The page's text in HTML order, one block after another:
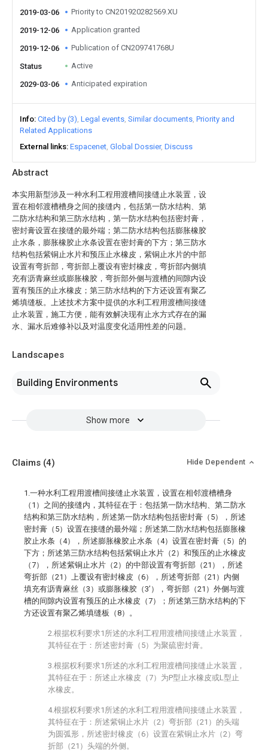
Abstract
本实用新型涉及一种水利工程用渡槽间接缝止水装置，设
置在相邻渡槽槽身之间的接缝内，包括第一防水结构、第
二防水结构和第三防水结构，第一防水结构包括密封膏，
密封膏设置在接缝的最外端；第二防水结构包括膨胀橡胶
止水条，膨胀橡胶止水条设置在密封膏的下方；第三防水
结构包括紫铜止水片和预压止水橡皮，紫铜止水片的中部
设置有弯折部，弯折部上覆设有密封橡皮，弯折部内侧填
充有沥青麻丝或膨胀橡胶，弯折部外侧与渡槽的间隙内设
置有预压的止水橡皮；第三防水结构的下方还设置有聚乙
烯填缝板。上述技术方案中提供的水利工程用渡槽间接缝
止水装置，施工方便，能有效解决现有止水方式存在的漏
水、漏水后难修补以及对温度变化适用性差的问题。
Landscapes
Building Environments
Show more
2019-03-06
Priority to CN201920282569.XU
2019-12-06 Application granted
2019-12-06 Publication of CN209741768U
Status Active
2029-03-06 Anticipated expiration
Info Cited by (3) Legal events Similar documents Priority and
Related Applications
External links Espacenet Global Dossier Discuss
Claims (4) Hide Dependent
1.一种水利工程用渡槽间接缝止水装置，设置在相邻渡槽槽身
（1）之间的接缝内，其特征在于：包括第一防水结构、第二防水
结构和第三防水结构，所述第一防水结构包括密封膏（5），所述
密封膏（5）设置在接缝的最外端；所述第二防水结构包括膨胀橡
胶止水条（4），所述膨胀橡胶止水条（4）设置在密封膏（5）的
下方；所述第三防水结构包括紫铜止水片（2）和预压的止水橡皮
（7），所述紫铜止水片（2）的中部设置有弯折部（21），所述
弯折部（21）上覆设有密封橡皮（6），所述弯折部（21）内侧
填充有沥青麻丝（3）或膨胀橡胶（3’），弯折部（21）外侧与渡
槽的间隙内设置有预压的止水橡皮（7）；所述第三防水结构的下
方还设置有聚乙烯填缝板（8）。
2.根据权利要求1所述的水利工程用渡槽间接缝止水装置，
其特征在于：所述密封膏（5）为聚硫密封膏。
3.根据权利要求1所述的水利工程用渡槽间接缝止水装置，
其特征在于：所述止水橡皮（7）为P型止水橡皮或L型止
水橡皮。
4.根据权利要求1所述的水利工程用渡槽间接缝止水装置，
其特征在于：所述紫铜止水片（2）弯折部（21）的头端
为圆弧形，所述密封橡皮（6）设置在紫铜止水片（2）弯
折部（21）头端的外侧。